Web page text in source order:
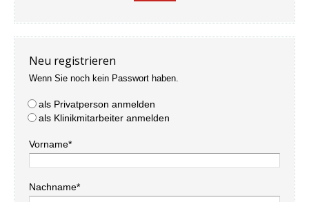
Neu registrieren
Wenn Sie noch kein Passwort haben.
als Privatperson anmelden
als Klinikmitarbeiter anmelden
Vorname*
Nachname*